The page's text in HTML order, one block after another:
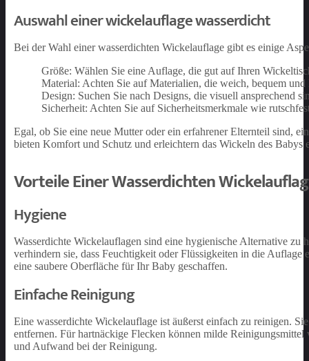
Auswahl einer wickelauflage wasserdicht
Bei der Wahl einer wasserdichten Wickelauflage gibt es einige
Größe: Wählen Sie eine Auflage, die gut auf Ihren
Material: Achten Sie auf Materialien, die weich, bequem
Design: Suchen Sie nach Designs, die visuell ansprechend
Sicherheit: Achten Sie auf Sicherheitsmerkmale wie
Egal, ob Sie eine neue Mutter oder ein erfahrener Elternteil sind,
bieten Komfort und Schutz und erleichtern das Wickeln des Babys
Vorteile Einer Wasserdichten
Hygiene
Wasserdichte Wickelauflagen sind eine hygienische Alternative zu
verhindern sie, dass Feuchtigkeit oder Flüssigkeiten in die
eine saubere Oberfläche für Ihr Baby geschaffen.
Einfache Reinigung
Eine wasserdichte Wickelauflage ist äußerst einfach zu reinigen.
entfernen. Für hartnäckige Flecken können milde
und Aufwand bei der Reinigung.